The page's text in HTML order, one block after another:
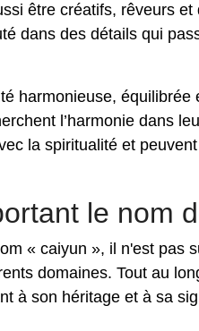
être créatifs, rêveurs et
dans des détails qui
harmonieuse, équilibrée
l’harmonie dans
la spiritualité et
le nom
« caiyun », il n'est pas
domaines. Tout au
à son héritage et à sa